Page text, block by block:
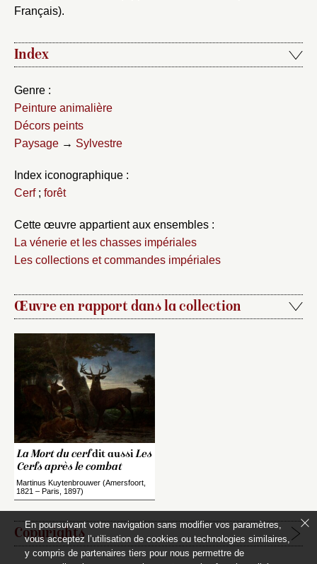
Français).
Index
Genre :
Peinture animalière
Décors peints
Paysage → Sylvestre
Index iconographique :
Cerf; forêt
Cette œuvre appartient aux ensembles :
La vénerie et les chasses impériales
Les collections et commandes impériales
Œuvre en rapport dans la collection
La Mort du cerfdit aussiLes
Cerfs après le combat
Martinus Kuytenbrouwer (Amersfoort,
1821 – Paris, 1897)
Copyrights
En poursuivant votre navigation sans modifier vos paramètres,
vous acceptez l’utilisation de cookies ou technologies similaires,
y compris de partenaires tiers pour nous permettre de